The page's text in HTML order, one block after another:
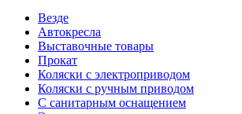
Везде
Автокресла
Выставочные товары
Прокат
Коляски с электроприводом
Коляски с ручным приводом
С санитарным оснащением